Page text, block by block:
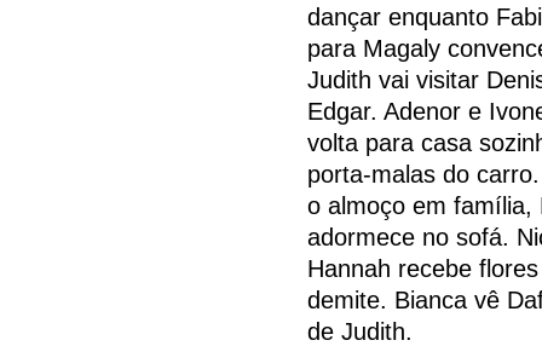
dançar enquanto
para Magaly
Judith vai visitar
Edgar. Adenor e
volta para casa
porta-malas do
o almoço em
adormece no sofá.
Hannah recebe
demite. Bianca vê
de Judith.